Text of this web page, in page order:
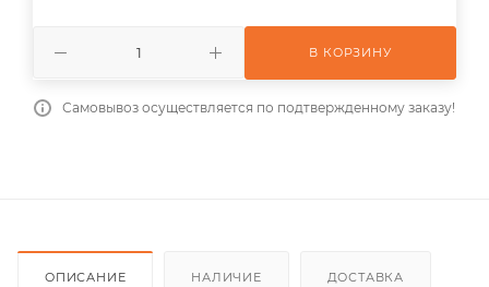
В КОРЗИНУ
Самовывоз осуществляется по подтвержденному заказу!
ОПИСАНИЕ НАЛИЧИЕ ДОСТАВКА